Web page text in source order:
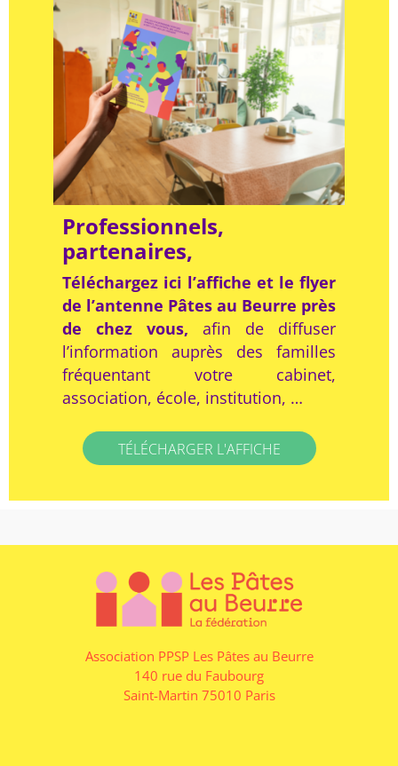
Professionnels,
partenaires,
Téléchargez ici l’affiche et le flyer
de l’antenne Pâtes au Beurre près
de chez vous, afin de diffuser
l’information auprès des familles
fréquentant votre cabinet,
association, école, institution, …
TÉLÉCHARGER L'AFFICHE
Association PPSP Les Pâtes au Beurre
140 rue du Faubourg
Saint-Martin 75010 Paris